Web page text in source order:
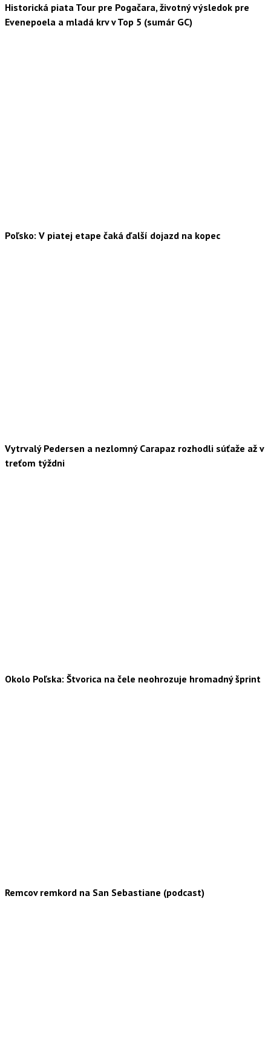
Historická piata Tour pre Pogačara, životný výsledok pre
Evenepoela a mladá krv v Top 5 (sumár GC)
Poľsko: V piatej etape čaká ďalší dojazd na kopec
Vytrvalý Pedersen a nezlomný Carapaz rozhodli súťaže až v
treťom týždni
Okolo Poľska: Štvorica na čele neohrozuje hromadný šprint
Remcov remkord na San Sebastiane (podcast)